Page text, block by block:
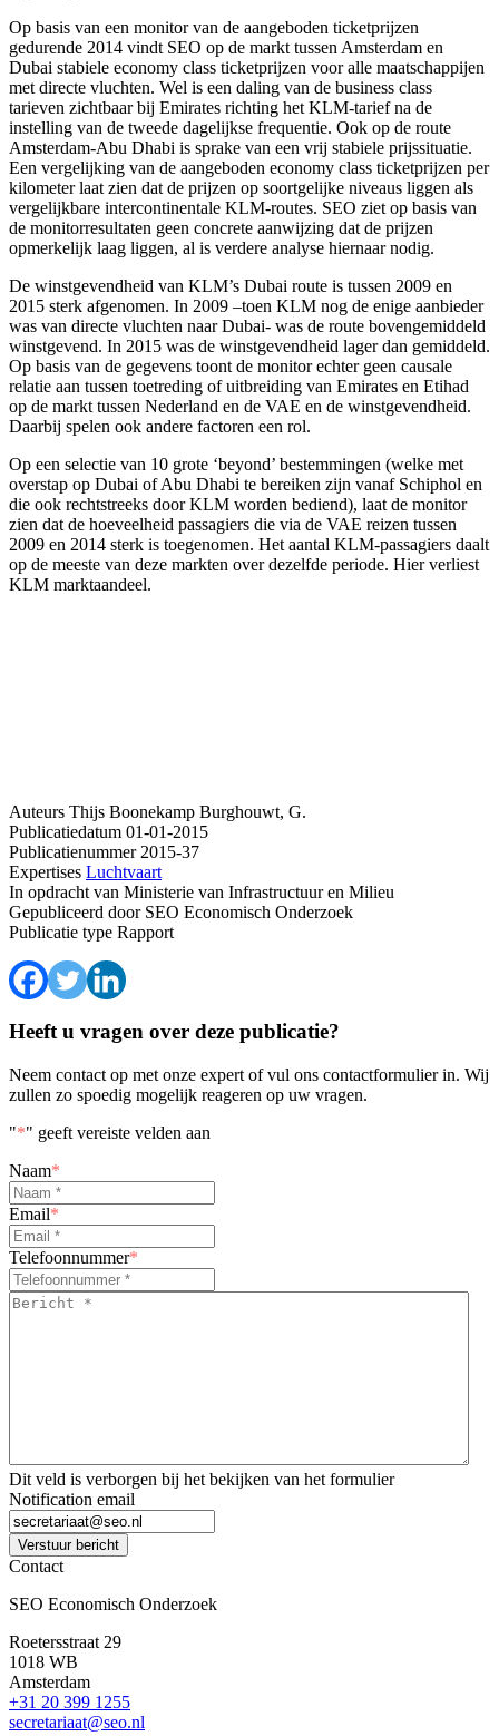
Op basis van een monitor van de aangeboden ticketprijzen
gedurende 2014 vindt SEO op de markt tussen Amsterdam en
Dubai stabiele economy class ticketprijzen voor alle maatschappijen
met directe vluchten. Wel is een daling van de business class
tarieven zichtbaar bij Emirates richting het KLM-tarief na de
instelling van de tweede dagelijkse frequentie. Ook op de route
Amsterdam-Abu Dhabi is sprake van een vrij stabiele prijssituatie.
Een vergelijking van de aangeboden economy class ticketprijzen per
kilometer laat zien dat de prijzen op soortgelijke niveaus liggen als
vergelijkbare intercontinentale KLM-routes. SEO ziet op basis van
de monitorresultaten geen concrete aanwijzing dat de prijzen
opmerkelijk laag liggen, al is verdere analyse hiernaar nodig.
De winstgevendheid van KLM’s Dubai route is tussen 2009 en
2015 sterk afgenomen. In 2009 –toen KLM nog de enige aanbieder
was van directe vluchten naar Dubai- was de route bovengemiddeld
winstgevend. In 2015 was de winstgevendheid lager dan gemiddeld.
Op basis van de gegevens toont de monitor echter geen causale
relatie aan tussen toetreding of uitbreiding van Emirates en Etihad
op de markt tussen Nederland en de VAE en de winstgevendheid.
Daarbij spelen ook andere factoren een rol.
Op een selectie van 10 grote ‘beyond’ bestemmingen (welke met
overstap op Dubai of Abu Dhabi te bereiken zijn vanaf Schiphol en
die ook rechtstreeks door KLM worden bediend), laat de monitor
zien dat de hoeveelheid passagiers die via de VAE reizen tussen
2009 en 2014 sterk is toegenomen. Het aantal KLM-passagiers daalt
op de meeste van deze markten over dezelfde periode. Hier verliest
KLM marktaandeel.
Auteurs Thijs Boonekamp Burghouwt, G.
Publicatiedatum 01-01-2015
Publicatienummer2015-37
Expertises Luchtvaart
In opdracht van Ministerie van Infrastructuur en Milieu
Gepubliceerd doorSEO Economisch Onderzoek
Publicatie type Rapport
Heeft u vragen over deze publicatie?
Neem contact op met onze expert of vul ons contactformulier in. Wij
zullen zo spoedig mogelijk reageren op uw vragen.
"*" geeft vereiste velden aan
Naam*
Email*
Telefoonnummer*
Bericht
Dit veld is verborgen bij het bekijken van het formulier
Notification email
Verstuur bericht
Contact
SEO Economisch Onderzoek
Roetersstraat 29
1018 WB
Amsterdam
+31 20 399 1255
secretariaat@seo.nl